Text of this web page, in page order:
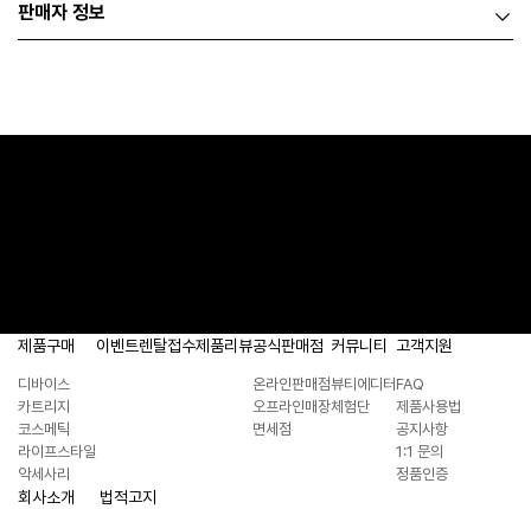
판매자 정보
제품구매
디바이스
카트리지
코스메틱
라이프스타일
악세사리
이벤트렌탈접수제품리뷰공식판매점
온라인판매점
오프라인매장
면세점
커뮤니티
뷰티에디터
체험단
고객지원
FAQ
제품사용법
공지사항
1:1 문의
정품인증
회사소개 법적고지